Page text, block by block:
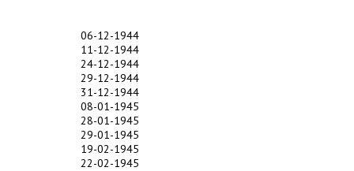
06-12-1944
11-12-1944
24-12-1944
29-12-1944
31-12-1944
08-01-1945
28-01-1945
29-01-1945
19-02-1945
22-02-1945